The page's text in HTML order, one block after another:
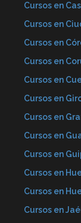
Cursos en
Cursos en
Cursos en
Cursos en
Cursos en
Cursos en
Cursos en
Cursos en
Cursos en
Cursos en
Cursos en
Cursos en